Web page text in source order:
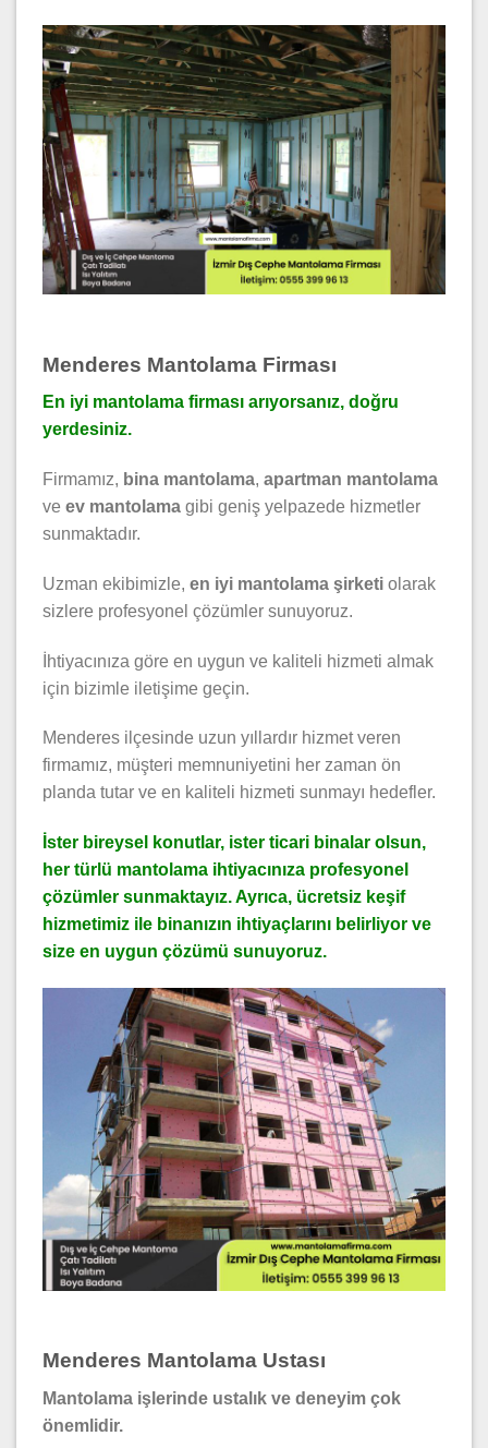
Menderes Mantolama Firması
En iyi mantolama firması arıyorsanız, doğru
yerdesiniz.
Firmamız, bina mantolama, apartman mantolama
ve ev mantolama gibi geniş yelpazede hizmetler
sunmaktadır.
Uzman ekibimizle, en iyi mantolama şirketi olarak
sizlere profesyonel çözümler sunuyoruz.
İhtiyacınıza göre en uygun ve kaliteli hizmeti almak
için bizimle iletişime geçin.
Menderes ilçesinde uzun yıllardır hizmet veren
firmamız, müşteri memnuniyetini her zaman ön
planda tutar ve en kaliteli hizmeti sunmayı hedefler.
İster bireysel konutlar, ister ticari binalar olsun,
her türlü mantolama ihtiyacınıza profesyonel
çözümler sunmaktayız. Ayrıca, ücretsiz keşif
hizmetimiz ile binanızın ihtiyaçlarını belirliyor ve
size en uygun çözümü sunuyoruz.
Menderes Mantolama Ustası
Mantolama işlerinde ustalık ve deneyim çok
önemlidir.